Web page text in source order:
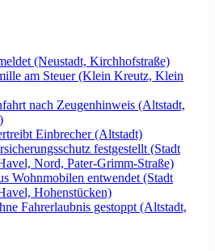
(Neustadt, Kirchhofstraße)
am Steuer (Klein Kreutz, Klein
nach Zeugenhinweis (Altstadt,
Einbrecher (Altstadt)
festgestellt (Stadt
Nord, Pater-Grimm-Straße)
Wohnmobilen entwendet (Stadt
Hohenstücken)
Fahrerlaubnis gestoppt (Altstadt,